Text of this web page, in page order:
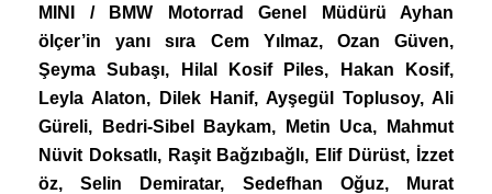
MINI / BMW Motorrad Genel Müdürü Ayhan
ölçer’in yanı sıra Cem Yılmaz, Ozan Güven,
Şeyma Subaşı, Hilal Kosif Piles, Hakan Kosif,
Leyla Alaton, Dilek Hanif, Ayşegül Toplusoy, Ali
Güreli, Bedri-Sibel Baykam, Metin Uca, Mahmut
Nüvit Doksatlı, Raşit Bağzıbağlı, Elif Dürüst, İzzet
öz, Selin Demiratar, Sedefhan Oğuz, Murat